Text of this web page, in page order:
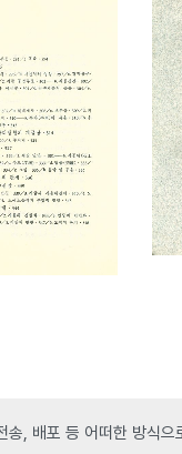
, 배포 등 어떠한 방식으